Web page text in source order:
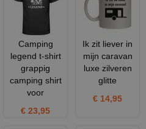
Camping
legend t-shirt
grappig
camping shirt
voor
€ 23,95
Ik zit liever in
mijn caravan
luxe zilveren
glitte
€ 14,95